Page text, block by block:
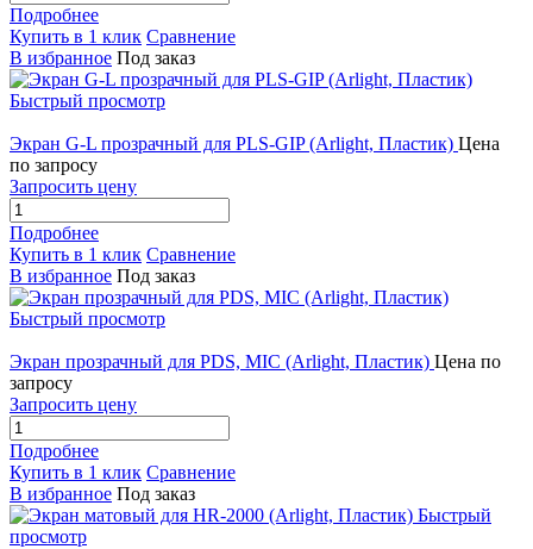
Подробнее
Купить в 1 клик Сравнение
В избранное Под заказ
Быстрый просмотр
Экран G-L прозрачный для PLS-GIP (Arlight, Пластик) Цена
по запросу
Запросить цену
Подробнее
Купить в 1 клик Сравнение
В избранное Под заказ
Быстрый просмотр
Экран прозрачный для PDS, MIC (Arlight, Пластик) Цена по
запросу
Запросить цену
Подробнее
Купить в 1 клик Сравнение
В избранное Под заказ
Быстрый
просмотр